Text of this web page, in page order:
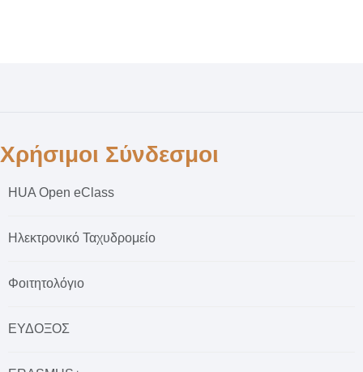
Χρήσιμοι Σύνδεσμοι
HUA Open eClass
Ηλεκτρονικό Ταχυδρομείο
Φοιτητολόγιο
ΕΥΔΟΞΟΣ